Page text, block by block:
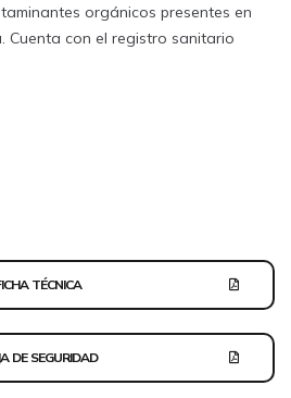
orgánicos presentes en
Cuenta con el registro sanitario
TÉCNICA
DE SEGURIDAD